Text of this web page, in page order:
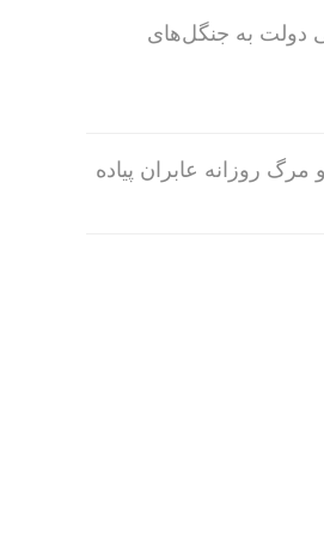
دولت به جنگل‌های
روزانه عابران پیاده